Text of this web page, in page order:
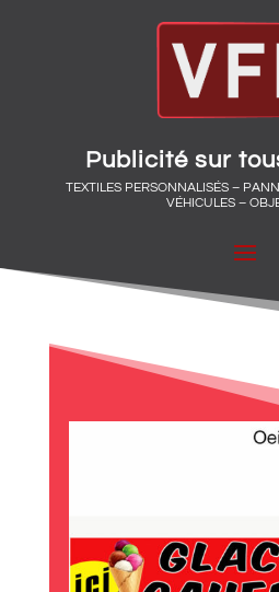
Publicité sur
TEXTILES PERSONNALISÉS –
VÉHICULES –